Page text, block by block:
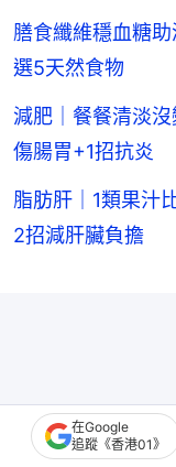
膳食纖維穩血糖
選5天然食物
減肥｜餐餐清淡
傷腸胃+1招抗炎
脂肪肝｜1類果汁
2招減肝臟負擔
在Google
追蹤《香港01》